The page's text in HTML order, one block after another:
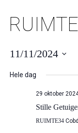
11/11/2024
een
Hele dag
29 oktober
Stille
RUIMTE34